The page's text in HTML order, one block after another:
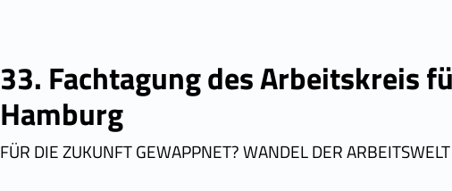
33. Fachtagung des Arbeitskreis
Hamburg
FÜR DIE ZUKUNFT GEWAPPNET? WANDEL DER